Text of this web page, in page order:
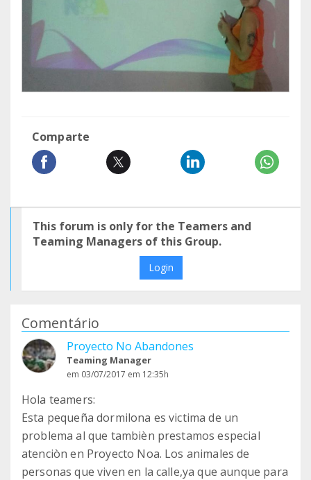
Comparte
This forum is only for the Teamers and
Teaming Managers of this Group.
Login
Comentário
Proyecto No Abandones
Teaming Manager
em 03/07/2017 em 12:35h
Hola teamers:
Esta pequeña dormilona es victima de un
problema al que tambièn prestamos especial
atenciòn en Proyecto Noa. Los animales de
personas que viven en la calle,ya que aunque para